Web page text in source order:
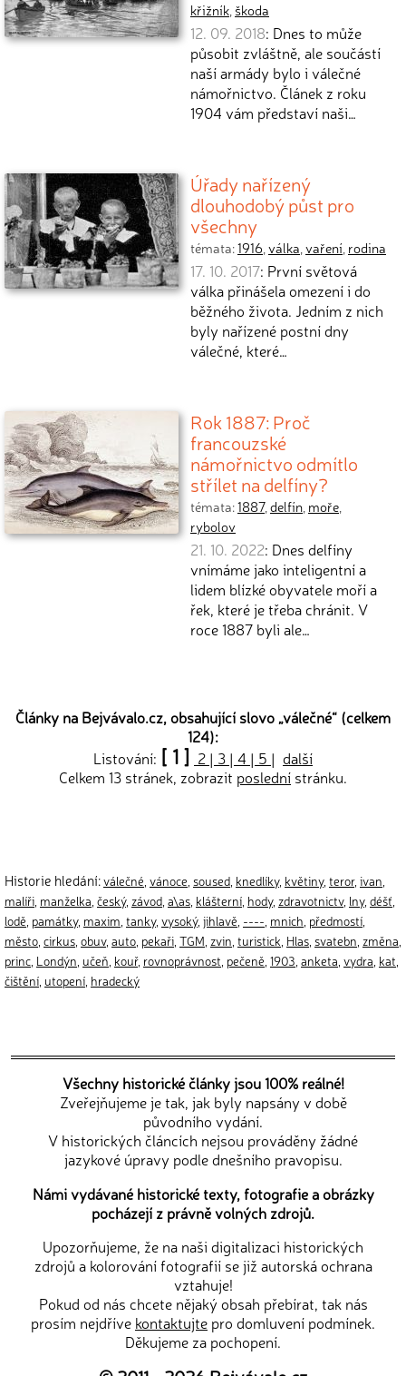
křižník, škoda
12. 09. 2018: Dnes to může
působit zvláštně, ale součástí
naší armády bylo i válečné
námořnictvo. Článek z roku
1904 vám představí naši…
Úřady nařízený
dlouhodobý půst pro
všechny
témata:1916,válka,vaření, rodina
17. 10. 2017: První světová
válka přinášela omezení i do
běžného života. Jedním z nich
byly nařízené postní dny
válečné, které…
Rok 1887: Proč
francouzské
námořnictvo odmítlo
střílet na delfíny?
témata:1887,delfín, moře,
rybolov
21. 10. 2022: Dnes delfíny
vnímáme jako inteligentní a
lidem blízké obyvatele moří a
řek, které je třeba chránit. V
roce 1887 byli ale…
Články na Bejvávalo.cz, obsahující slovo „válečné“ (celkem
124):
Listování: [ 1 ] 2 | 3 | 4 | 5 | další
Celkem 13 stránek, zobrazit poslední stránku.
Historie hledání:válečné vánoce soused knedlíky, květiny, teror, ivan
malíři manželka český, závod a\as klášterní hody, zdravotnictv, lny, déšť
lodě památky, maxim tanky, vysoký, jihlavě ---- mnich předmostí
město cirkus obuv, auto pekaři TGM zvin turistick Hlas svatebn změna
princ Londýn učeň kouř, rovnoprávnost pečeně 1903 anketa vydra kat
čištění utopení hradecký
Všechny historické články jsou 100% reálné!
Zveřejňujeme je tak, jak byly napsány v době
původního vydání.
V historických článcích nejsou prováděny žádné
jazykové úpravy podle dnešního pravopisu.
Námi vydávané historické texty, fotografie a obrázky
pocházejí z právně volných zdrojů.
Upozorňujeme, že na naši digitalizaci historických
zdrojů a kolorování fotografií se již autorská ochrana
vztahuje!
Pokud od nás chcete nějaký obsah přebírat, tak nás
prosím nejdříve kontaktujte pro domluvení podmínek.
Děkujeme za pochopení.